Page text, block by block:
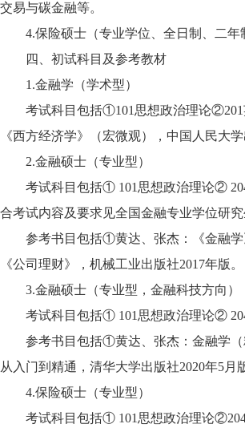
交易与碳金融等。
4.保险硕士（专业学位、全日制、二
四、初试科目及参考教材
1.金融学（学术型）
考试科目包括①101思想政治理论
《西方经济学》（宏微观），中国人民大学
2.金融硕士（专业型）
考试科目包括① 101思想政治理论②
合考试内容及要求见全国金融专业学位研
参考书目包括①黄达、张杰：《金融
《公司理财》，机械工业出版社2017年版。
3.金融硕士（专业型，金融科技方向）
考试科目包括① 101思想政治理论②
参考书目包括①黄达、张杰：金融学
从入门到精通，清华大学出版社2020年5月
4.保险硕士（专业型）
考试科目包括① 101思想政治理论